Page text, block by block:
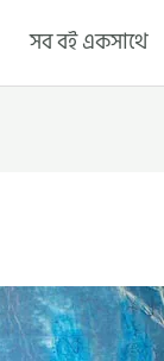
সব বই একসাথে